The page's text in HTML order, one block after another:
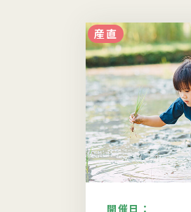
産直
開催日：